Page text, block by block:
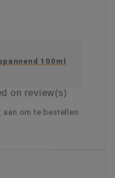
100ml
on review(s)
aan om te bestellen.